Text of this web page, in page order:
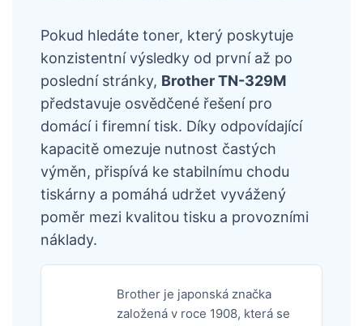
Pokud hledáte toner, který poskytuje
konzistentní výsledky od první až po
poslední stránky, Brother TN-329M
představuje osvědčené řešení pro
domácí i firemní tisk. Díky odpovídající
kapacitě omezuje nutnost častých
výměn, přispívá ke stabilnímu chodu
tiskárny a pomáhá udržet vyvážený
poměr mezi kvalitou tisku a provozními
náklady.
Brother je japonská značka
založená v roce 1908, která se